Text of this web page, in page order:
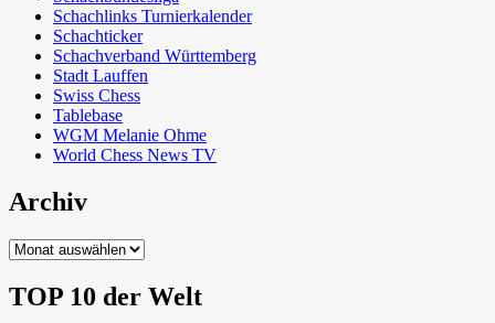
Schachlinks Turnierkalender
Schachticker
Schachverband Württemberg
Stadt Lauffen
Swiss Chess
Tablebase
WGM Melanie Ohme
World Chess News TV
Archiv
Archiv
TOP 10 der Welt